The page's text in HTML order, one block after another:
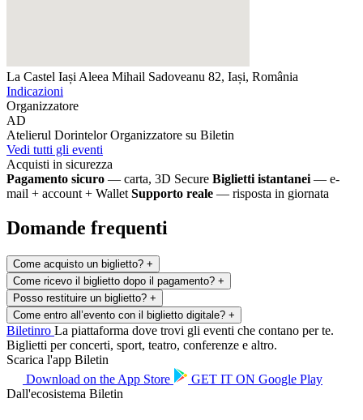
La Castel Iași Aleea Mihail Sadoveanu 82, Iași, România
Indicazioni
Organizzatore
AD
Atelierul DorintelorOrganizzatore su Biletin
Vedi tutti gli eventi
Acquisti in sicurezza
Pagamento sicuro — carta, 3D Secure Biglietti istantanei — e-
mail + account + Wallet Supporto reale — risposta in giornata
Domande frequenti
Come acquisto un biglietto? +
Come ricevo il biglietto dopo il pagamento? +
Posso restituire un biglietto? +
Come entro all’evento con il biglietto digitale? +
Biletinro La piattaforma dove trovi gli eventi che contano per te.
Biglietti per concerti, sport, teatro, conferenze e altro.
Scarica l'app Biletin
Download on the App Store GET IT ON Google Play
Dall'ecosistema Biletin